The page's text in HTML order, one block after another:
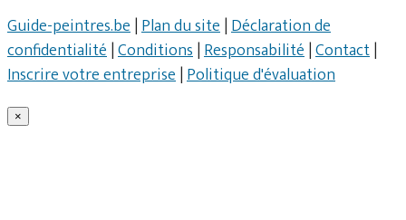
Guide-peintres.be|Plan du site|Déclaration de
confidentialité|Conditions|Responsabilité|Contact|
Inscrire votre entreprise|Politique d'évaluation
×